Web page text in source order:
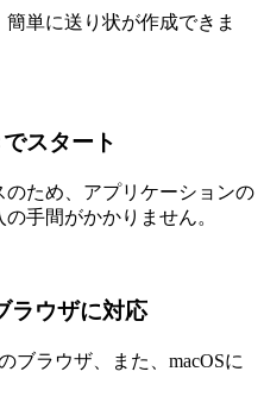
単に送り状が作成できま
スタート
ため、アプリケーションの
手間がかかりません。
ラウザに対応
ブラウザ、また、macOSに